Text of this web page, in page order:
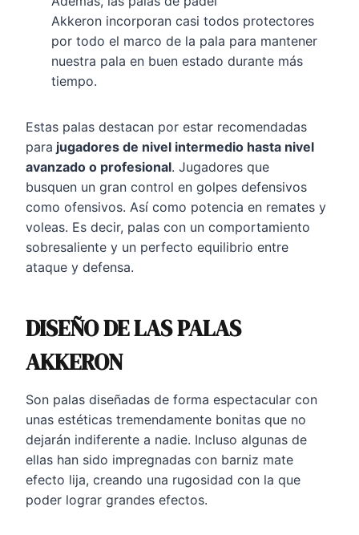
Akkeron incorporan casi todos protectores
por todo el marco de la pala para mantener
nuestra pala en buen estado durante más
tiempo.
Estas palas destacan por estar recomendadas
para jugadores de nivel intermedio hasta nivel
avanzado o profesional. Jugadores que
busquen un gran control en golpes defensivos
como ofensivos. Así como potencia en remates y
voleas. Es decir, palas con un comportamiento
sobresaliente y un perfecto equilibrio entre
ataque y defensa.
DISEÑO DE LAS PALAS
AKKERON
Son palas diseñadas de forma espectacular con
unas estéticas tremendamente bonitas que no
dejarán indiferente a nadie. Incluso algunas de
ellas han sido impregnadas con barniz mate
efecto lija, creando una rugosidad con la que
poder lograr grandes efectos.